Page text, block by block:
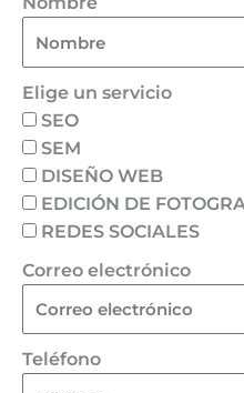
Elige un servicio
SEO
SEM
DISEÑO WEB
EDICIÓN DE
REDES SOCIALES
Correo electrónico
Teléfono